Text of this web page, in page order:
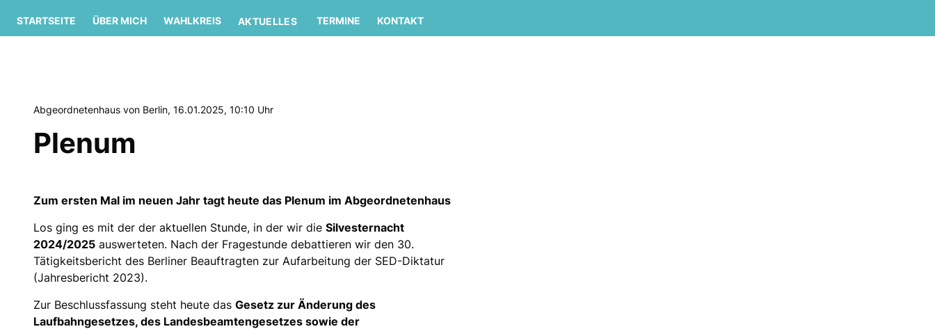
STARTSEITE ÜBER MICH WAHLKREIS AKTUELLES TERMINE KONTAKT
Abgeordnetenhaus von Berlin, 16.01.2025, 10:10 Uhr
Plenum
Zum ersten Mal im neuen Jahr tagt heute das Plenum im Abgeordnetenhaus
Los ging es mit der der aktuellen Stunde, in der wir die Silvesternacht
2024/2025 auswerteten. Nach der Fragestunde debattieren wir den 30.
Tätigkeitsbericht des Berliner Beauftragten zur Aufarbeitung der SED-Diktatur
(Jahresbericht 2023).
Zur Beschlussfassung steht heute das Gesetz zur Änderung des
Laufbahngesetzes, des Landesbeamtengesetzes sowie der